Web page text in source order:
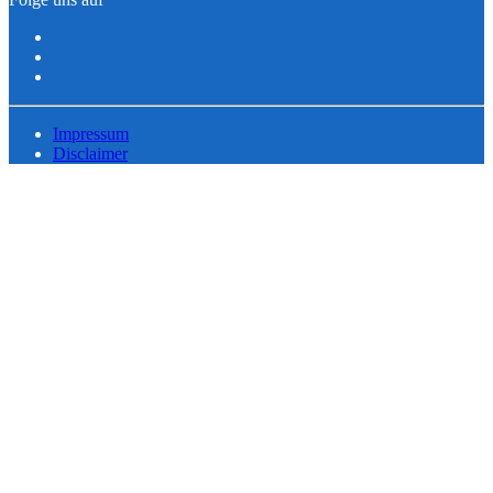
Impressum
Disclaimer